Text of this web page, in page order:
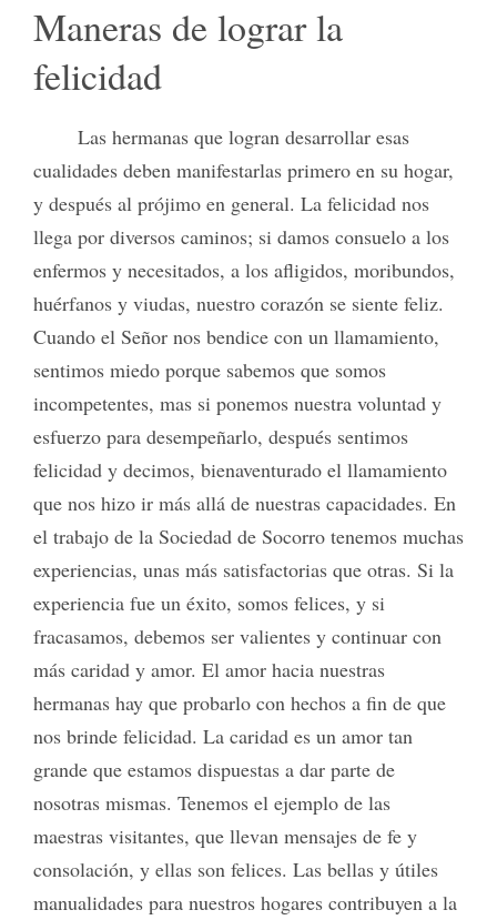
Maneras de lograr la
felicidad
Las hermanas que logran desarrollar esas
cualidades deben manifestarlas primero en su hogar,
y después al prójimo en general. La felicidad nos
llega por diversos caminos; si damos consuelo a los
enfermos y necesitados, a los afligidos, moribundos,
huérfanos y viudas, nuestro corazón se siente feliz.
Cuando el Señor nos bendice con un llamamiento,
sentimos miedo porque sabemos que somos
incompetentes, mas si ponemos nuestra voluntad y
esfuerzo para desempeñarlo, después sentimos
felicidad y decimos, bienaventurado el llamamiento
que nos hizo ir más allá de nuestras capacidades. En
el trabajo de la Sociedad de Socorro tenemos muchas
experiencias, unas más satisfactorias que otras. Si la
experiencia fue un éxito, somos felices, y si
fracasamos, debemos ser valientes y continuar con
más caridad y amor. El amor hacia nuestras
hermanas hay que probarlo con hechos a fin de que
nos brinde felicidad. La caridad es un amor tan
grande que estamos dispuestas a dar parte de
nosotras mismas. Tenemos el ejemplo de las
maestras visitantes, que llevan mensajes de fe y
consolación, y ellas son felices. Las bellas y útiles
manualidades para nuestros hogares contribuyen a la